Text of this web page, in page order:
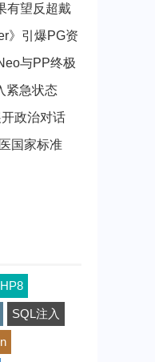
有望反超戴
》引爆PG资
与PP终极
紧急状态
政治对话
国家标准
SQL注入